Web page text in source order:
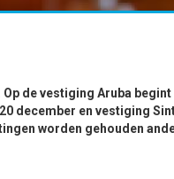
de vestiging Aruba
december en vestiging
worden gehouden